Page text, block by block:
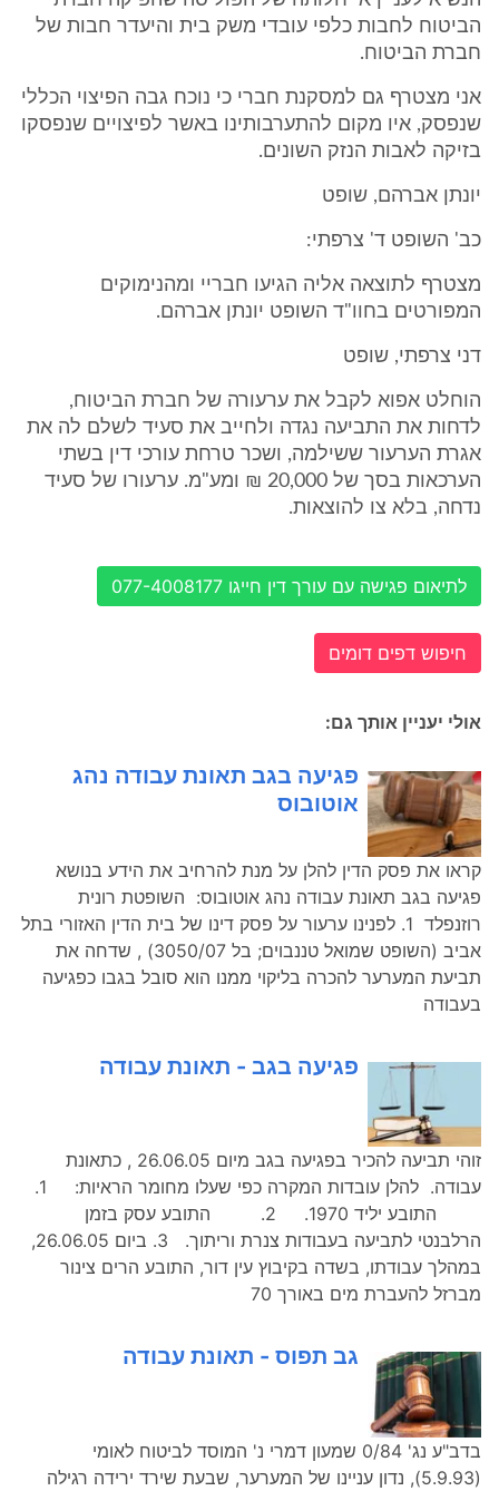
הביטוח לחבות כלפי עובדי משק בית והיעדר חבות של
חברת הביטוח.
אני מצטרף גם למסקנת חברי כי נוכח גבה הפיצוי הכללי
שנפסק, איו מקום להתערבותינו באשר לפיצויים שנפסקו
בזיקה לאבות הנזק השונים.
יונתן אברהם, שופט
כב' השופט ד' צרפתי:
מצטרף לתוצאה אליה הגיעו חבריי ומהנימוקים
המפורטים בחוו"ד השופט יונתן אברהם.
דני צרפתי, שופט
הוחלט אפוא לקבל את ערעורה של חברת הביטוח,
לדחות את התביעה נגדה ולחייב את סעיד לשלם לה את
אגרת הערעור ששילמה, ושכר טרחת עורכי דין בשתי
הערכאות בסך של 20,000 ₪ ומע"מ. ערעורו של סעיד
נדחה, בלא צו להוצאות.
לתיאום פגישה עם עורך דין חייגו 077-4008177
חיפוש דפים דומים
אולי יעניין אותך גם:
פגיעה בגב תאונת עבודה נהג
אוטובוס
קראו את פסק הדין להלן על מנת להרחיב את הידע בנושא
פגיעה בגב תאונת עבודה נהג אוטובוס: השופטת רונית
רוזנפלד 1. לפנינו ערעור על פסק דינו של בית הדין האזורי בתל
אביב (השופט שמואל טננבוים; בל 3050/07) , שדחה את
תביעת המערער להכרה בליקוי ממנו הוא סובל בגבו כפגיעה
בעבודה
פגיעה בגב - תאונת עבודה
זוהי תביעה להכיר בפגיעה בגב מיום 26.06.05 , כתאונת
עבודה. להלן עובדות המקרה כפי שעלו מחומר הראיות: 1.
התובע יליד 1970. 2. התובע עסק בזמן
הרלבנטי לתביעה בעבודות צנרת וריתוך. 3. ביום 26.06.05,
במהלך עבודתו, בשדה בקיבוץ עין דור, התובע הרים צינור
מברזל להעברת מים באורך 70
גב תפוס - תאונת עבודה
בדב"ע נג' 0/84 שמעון דמרי נ' המוסד לביטוח לאומי
(5.9.93), נדון עניינו של המערער, שבעת שירד ירידה רגילה